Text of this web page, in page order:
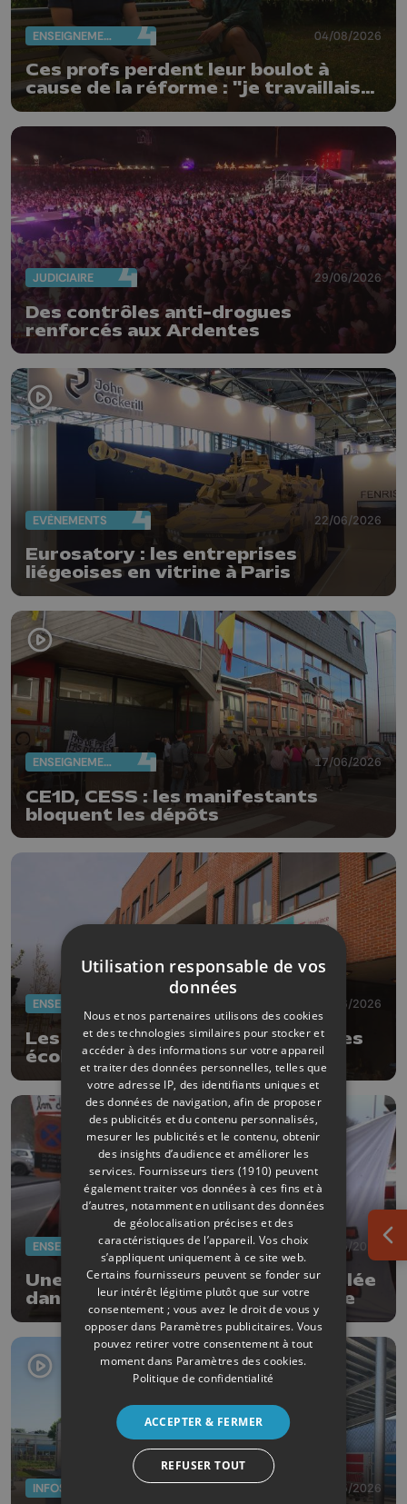
ENSEIGNEMENT 04/08/2026
Ces profs perdent leur boulot à
cause de la réforme : "je travaillais
bien plus comme prof que comme
pharmacienne"
JUDICIAIRE 29/06/2026
Des contrôles anti-drogues
renforcés aux Ardentes
EVÈNEMENTS 22/06/2026
Eurosatory : les entreprises
liégeoises en vitrine à Paris
ENSEIGNEMENT 17/06/2026
CE1D, CESS : les manifestants
bloquent les dépôts
02/06/2026
Les examens sont annulés dans les
écoles de la Province de Liège
ENSEIGNEMENT 29/05/2026
Une partie des examens est annulée
dans les écoles de la Ville de Liège
INFOS 27/05/2026
Utilisation responsable de vos
données
Nous et nos partenaires utilisons des cookies
et des technologies similaires pour stocker et
accéder à des informations sur votre appareil
et traiter des données personnelles, telles que
votre adresse IP, des identifiants uniques et
des données de navigation, afin de proposer
des publicités et du contenu personnalisés,
mesurer les publicités et le contenu, obtenir
des insights d’audience et améliorer les
services. Fournisseurs tiers (1910) peuvent
également traiter vos données à ces fins et à
d’autres, notamment en utilisant des données
de géolocalisation précises et des
caractéristiques de l’appareil. Vos choix
s’appliquent uniquement à ce site web.
Certains fournisseurs peuvent se fonder sur
leur intérêt légitime plutôt que sur votre
consentement ; vous avez le droit de vous y
opposer dans Paramètres publicitaires. Vous
pouvez retirer votre consentement à tout
moment dans Paramètres des cookies.
Politique de confidentialité
ACCEPTER & FERMER
REFUSER TOUT